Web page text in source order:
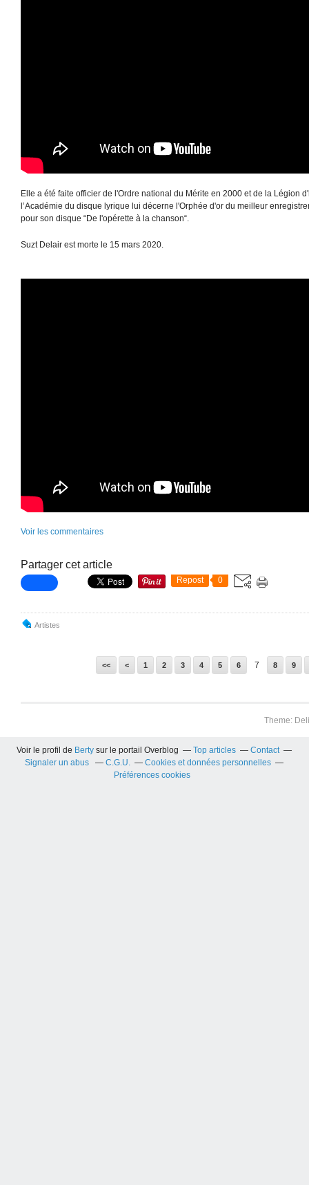
Elle a été faite officier de l'Ordre national du Mérite en 2000 et de la Légion
l’Académie du disque lyrique lui décerne l'Orphée d'or du meilleur
pour son disque “De l'opérette à la chanson“.
Suzt Delair est morte le 15 mars 2020.
Voir les commentaires
Partager cet article
Repost 0
Artistes
<< < 1 2 3 4 5 6 7 8 9
Theme:
Voir le profil de Berty sur le portail Overblog Top articles
Contact
Signaler un abus
C.G.U.
Cookies et données personnelles
Préférences cookies